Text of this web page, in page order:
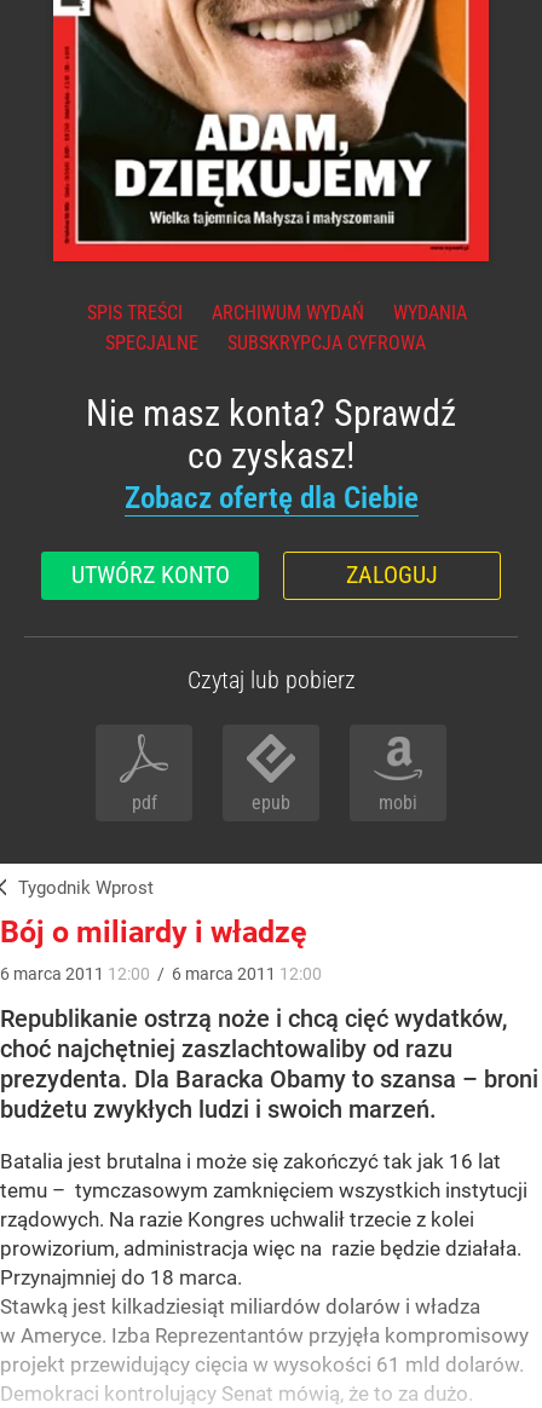
SPIS TREŚCI ARCHIWUM WYDAŃ
WYDANIA
SPECJALNE
SUBSKRYPCJA CYFROWA
Nie masz konta? Sprawdź
co zyskasz!
Zobacz ofertę dla Ciebie
UTWÓRZ KONTO ZALOGUJ
Czytaj lub pobierz
pdf epub mobi
Tygodnik Wprost
Bój o miliardy i władzę
6 marca 2011 12:00 / 6 marca 2011 12:00
Republikanie ostrzą noże i chcą cięć wydatków,
choć najchętniej zaszlachtowaliby od razu
prezydenta. Dla Baracka Obamy to szansa – broni
budżetu zwykłych ludzi i swoich marzeń.
Batalia jest brutalna i może się zakończyć tak jak 16 lat
temu – tymczasowym zamknięciem wszystkich instytucji
rządowych. Na razie Kongres uchwalił trzecie z kolei
prowizorium, administracja więc na razie będzie działała.
Przynajmniej do 18 marca.
Stawką jest kilkadziesiąt miliardów dolarów i władza
w Ameryce. Izba Reprezentantów przyjęła kompromisowy
projekt przewidujący cięcia w wysokości 61 mld dolarów.
Demokraci kontrolujący Senat mówią, że to za dużo.